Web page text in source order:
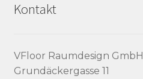
Kontakt
VFloor Raumdesign GmbH
Grundäckergasse 11